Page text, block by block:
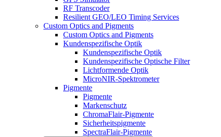
RF Transcoder
Resilient GEO/LEO Timing Services
Custom Optics and Pigments
Custom Optics and Pigments
Kundenspezifische Optik
Kundenspezifische Optik
Kundenspezifische Optische Filter
Lichtformende Optik
MicroNIR-Spektrometer
Pigmente
Pigmente
Markenschutz
ChromaFlair-Pigmente
Sicherheitspigmente
SpectraFlair-Pigmente